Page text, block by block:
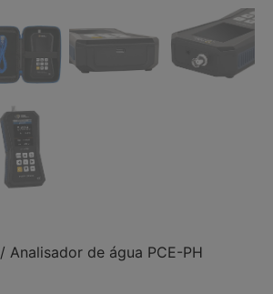
/ Analisador de água PCE-PH